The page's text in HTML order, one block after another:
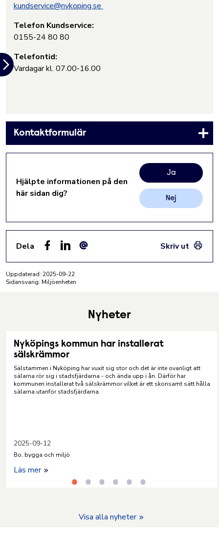
kundservice@nykoping.se
Telefon Kundservice:
0155-24 80 80
Telefontid:
Vardagar kl. 07.00-16.00
Kontaktformulär
Hjälpte informationen på den
här sidan dig?
Ja
Nej
Dela
Skriv ut
Uppdaterad: 2025-09-22
Sidansvarig: Miljöenheten
Nyheter
Nyköpings kommun har installerat
sälskrämmor
Sälstammen i Nyköping har vuxit sig stor och det är inte ovanligt att
sälarna rör sig i stadsfjärdarna - och ända upp i ån. Därför har
kommunen installerat två sälskrämmor vilket är ett skonsamt sätt hålla
sälarna utanför stadsfjärdarna.
2025-09-12
Bo, bygga och miljö
Läs mer
Visa alla nyheter